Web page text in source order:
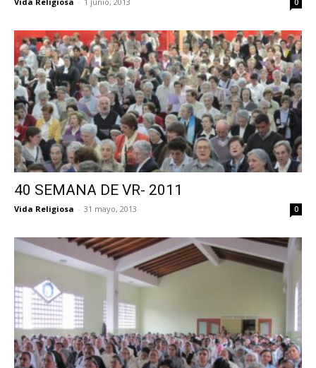
40 SEMANA DE VR- 2011
Vida Religiosa - 31 mayo, 2013 0